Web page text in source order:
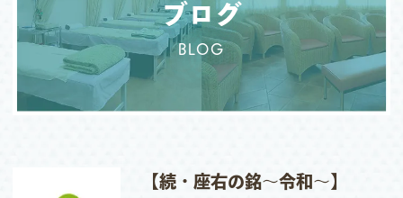
ブログ
BLOG
【続・座右の銘〜令和〜】